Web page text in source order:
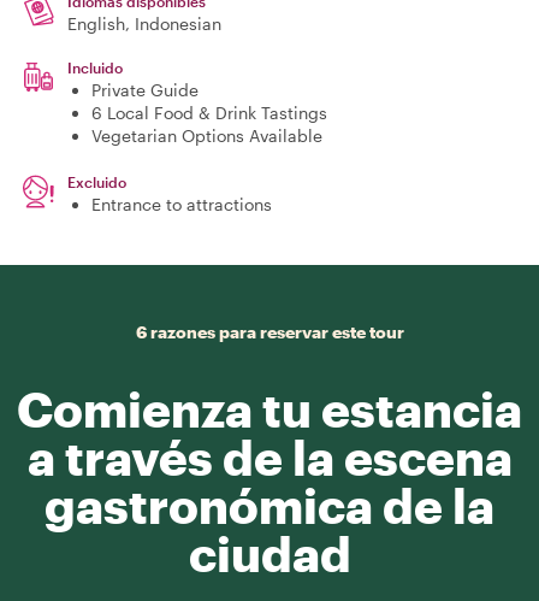
English, Indonesian
Incluido
Private Guide
6 Local Food & Drink Tastings
Vegetarian Options Available
Excluido
Entrance to attractions
6 razones para reservar este tour
Comienza tu estancia
a través de la escena
gastronómica de la
ciudad